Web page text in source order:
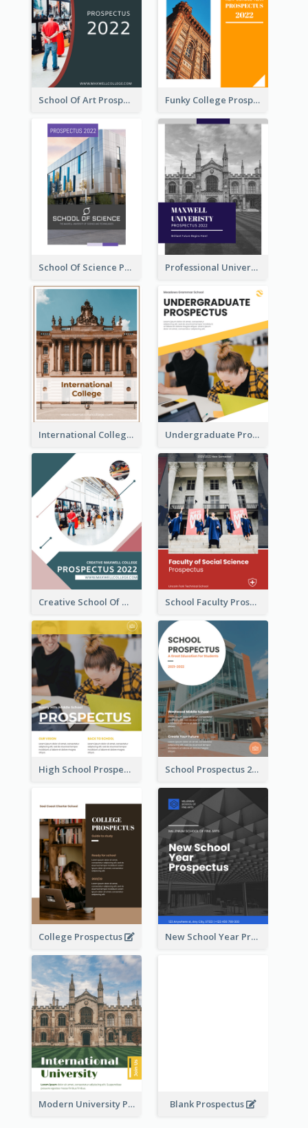
School Of Art Prospectus Funky College Prospectus
School Of Science Prospectus Professional University Prospectus
International College Prospectus Undergraduate Prospectus
Creative School Of Media Prospectus School Faculty Prospectus
High School Prospectus School Prospectus 2022
College Prospectus New School Year Prospectus
Modern University Prospectus Blank Prospectus